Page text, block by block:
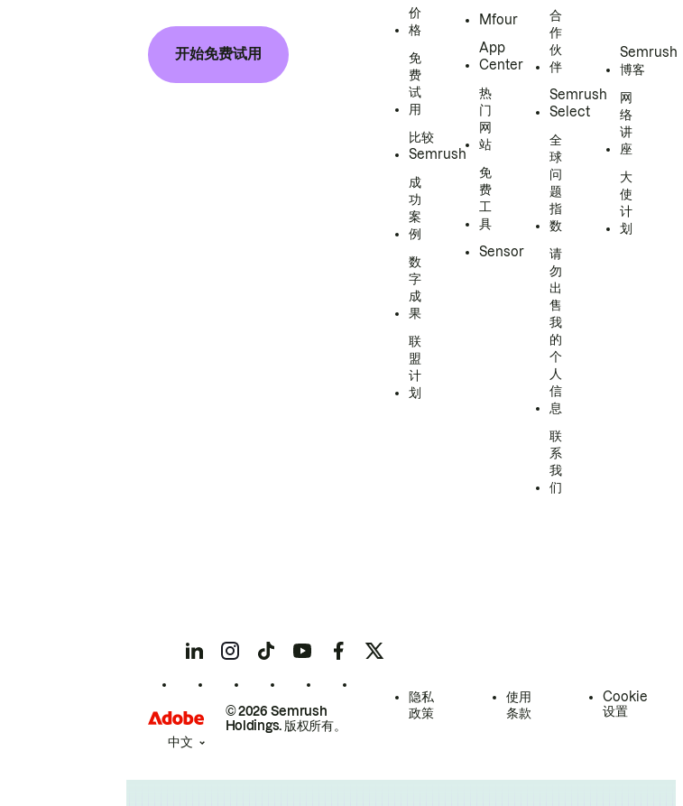
开始免费试用
价
格
免
费
试
用
比较
Semrush
成
功
案
例
数
字
成
果
联
盟
计
划
Mfour
App
Center
热
门
网
站
免
费
工
具
Sensor
合
作
伙
伴
Semrush
Select
全
球
问
题
指
数
请
勿
出
售
我
的
个
人
信
息
联
系
我
们
Semrush
博客
网
络
讲
座
大
使
计
划
© 2026 Semrush
Holdings. 版权所有。
隐私
政策
使用
条款
Cookie
设置
中文